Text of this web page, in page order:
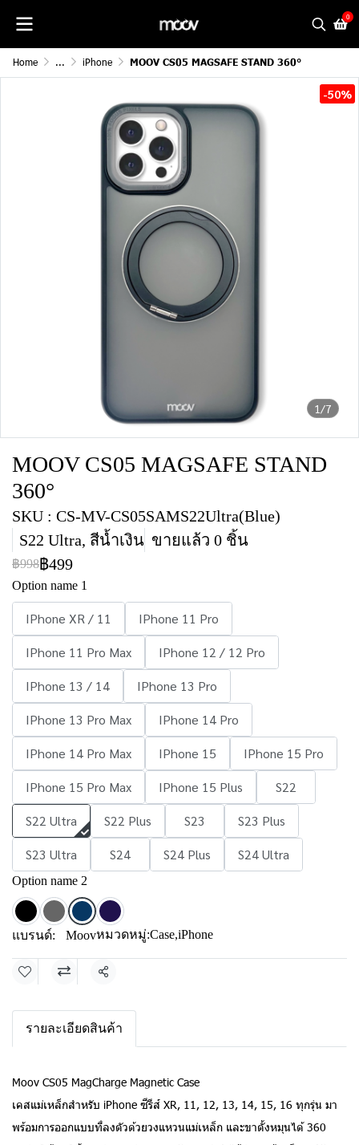
0
Home ... iPhone MOOV CS05 MAGSAFE STAND 360°
1/7
-50%
MOOV CS05 MAGSAFE STAND
360°
SKU : CS-MV-CS05SAMS22Ultra(Blue)
S22 Ultra, สีน้ำเงิน ขายแล้ว 0 ชิ้น
฿998฿499
Option name 1
IPhone XR / 11
IPhone 11 Pro
IPhone 11 Pro Max
IPhone 12 / 12 Pro
IPhone 13 / 14
IPhone 13 Pro
IPhone 13 Pro Max
IPhone 14 Pro
IPhone 14 Pro Max
IPhone 15
IPhone 15 Pro
IPhone 15 Pro Max
IPhone 15 Plus
S22
S22 Ultra
S22 Plus S23
S23 Plus
S23 Ultra
S24 S24 Plus S24 Ultra
Option name 2
แบรนด์: Moovหมวดหมู่:Case,iPhone
แชร์
รายละเอียดสินค้า
Moov CS05 MagCharge Magnetic Case
เคสแม่เหล็กสำหรับ iPhone ซีรีส์ XR, 11, 12, 13, 14, 15, 16 ทุกรุ่น มา
พร้อมการออกแบบที่ลงตัวด้วยวงแหวนแม่เหล็ก และขาตั้งหมุนได้ 360